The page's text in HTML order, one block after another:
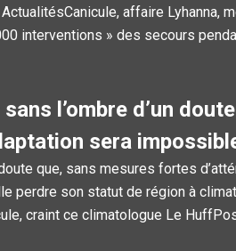
affaire Lyhanna,
interventions » des secours
l’ombre d’un
sera
que, sans mesures fortes
perdre son statut de région à
craint ce climatologue Le